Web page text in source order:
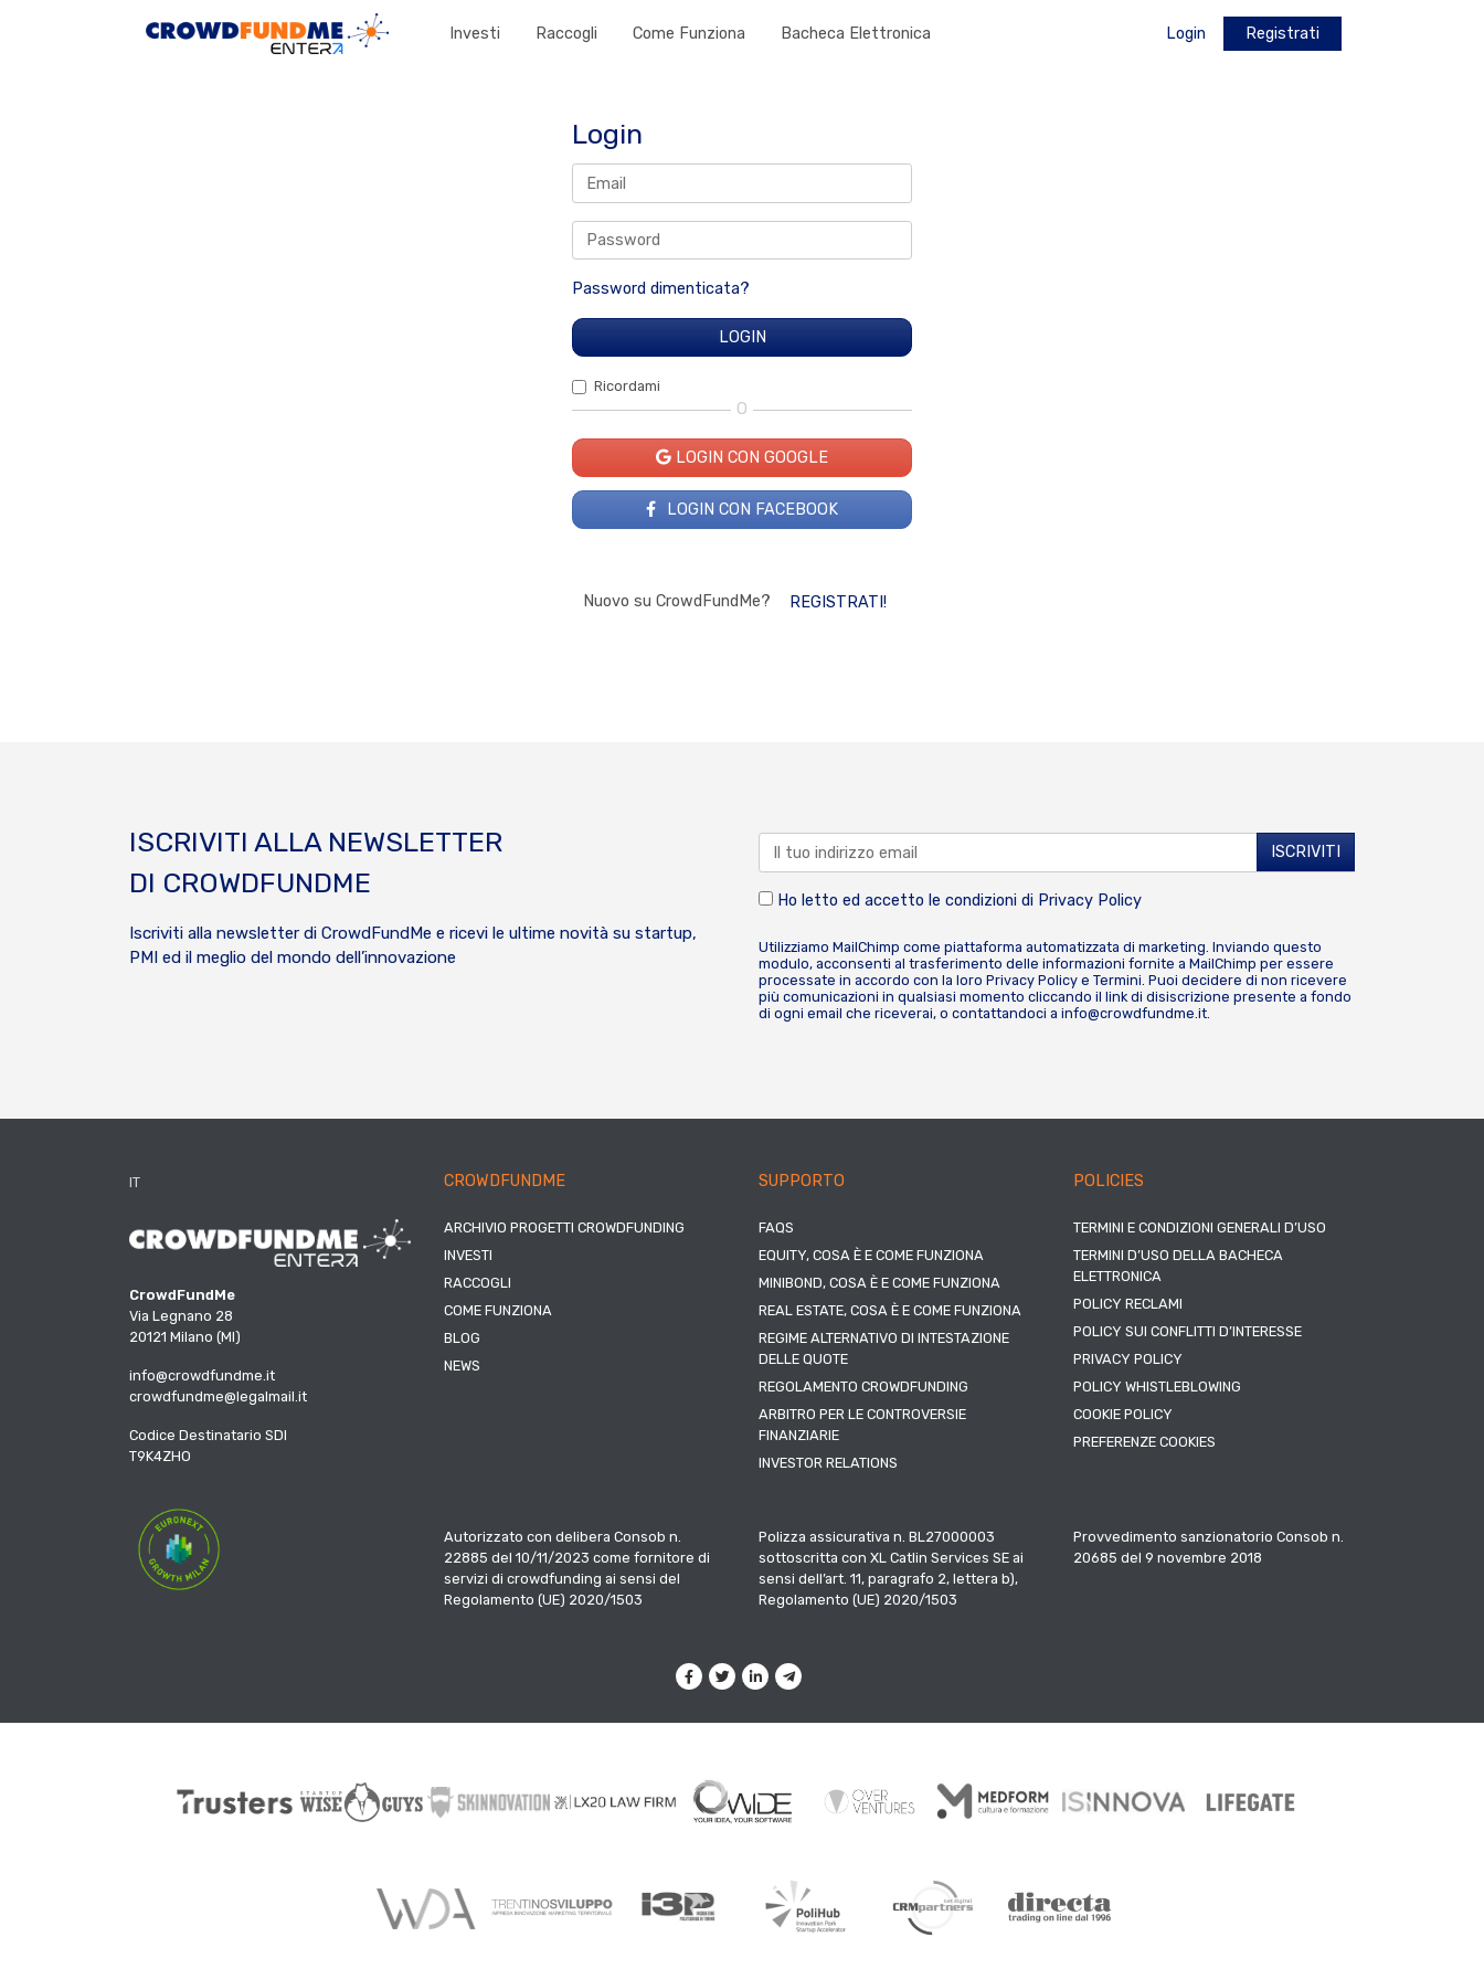
Investi Raccogli Come Funziona Bacheca Elettronica Login Registrati
Login
Password dimenticata?
Ricordami
O
LOGIN CON GOOGLE
LOGIN CON FACEBOOK
Nuovo su CrowdFundMe? REGISTRATI!
ISCRIVITI ALLA NEWSLETTER
DI CROWDFUNDME
Iscriviti alla newsletter di CrowdFundMe e ricevi le ultime novità su startup,
PMI ed il meglio del mondo dell’innovazione
Ho letto ed accetto le condizioni di Privacy Policy
Utilizziamo MailChimp come piattaforma automatizzata di marketing. Inviando questo
modulo, acconsenti al trasferimento delle informazioni fornite a MailChimp per essere
processate in accordo con la loro Privacy Policy e Termini. Puoi decidere di non ricevere
più comunicazioni in qualsiasi momento cliccando il link di disiscrizione presente a fondo
di ogni email che riceverai, o contattandoci a info@crowdfundme.it.
IT
CrowdFundMe
Via Legnano 28
20121 Milano (MI)
info@crowdfundme.it
crowdfundme@legalmail.it
Codice Destinatario SDI
T9K4ZHO
CROWDFUNDME
ARCHIVIO PROGETTI CROWDFUNDING
INVESTI
RACCOGLI
COME FUNZIONA
BLOG
NEWS
SUPPORTO
FAQS
EQUITY, COSA È E COME FUNZIONA
MINIBOND, COSA È E COME FUNZIONA
REAL ESTATE, COSA È E COME FUNZIONA
REGIME ALTERNATIVO DI INTESTAZIONE
DELLE QUOTE
REGOLAMENTO CROWDFUNDING
ARBITRO PER LE CONTROVERSIE
FINANZIARIE
INVESTOR RELATIONS
POLICIES
TERMINI E CONDIZIONI GENERALI D’USO
TERMINI D’USO DELLA BACHECA
ELETTRONICA
POLICY RECLAMI
POLICY SUI CONFLITTI D’INTERESSE
PRIVACY POLICY
POLICY WHISTLEBLOWING
COOKIE POLICY
PREFERENZE COOKIES
Autorizzato con delibera Consob n.
22885 del 10/11/2023 come fornitore di
servizi di crowdfunding ai sensi del
Regolamento (UE) 2020/1503
Polizza assicurativa n. BL27000003
sottoscritta con XL Catlin Services SE ai
sensi dell’art. 11, paragrafo 2, lettera b),
Regolamento (UE) 2020/1503
Provvedimento sanzionatorio Consob n.
20685 del 9 novembre 2018